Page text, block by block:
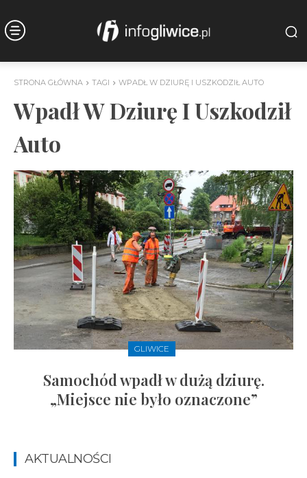
STRONA GŁÓWNA TAGI WPADŁ W DZIURĘ I USZKODZIŁ AUTO
Wpadł W Dziurę I Uszkodził
Auto
GLIWICE
Samochód wpadł w dużą dziurę.
„Miejsce nie było oznaczone”
AKTUALNOŚCI